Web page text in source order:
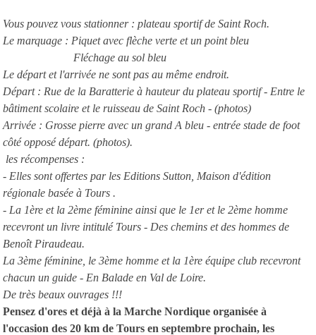
Vous pouvez vous stationner : plateau sportif de Saint Roch.
Le marquage : Piquet avec flèche verte et un point bleu
Fléchage au sol bleu
Le départ et l'arrivée ne sont pas au même endroit.
Départ : Rue de la Baratterie à hauteur du plateau sportif - Entre le
bâtiment scolaire et le ruisseau de Saint Roch - (photos)
Arrivée : Grosse pierre avec un grand A bleu - entrée stade de foot
côté opposé départ. (photos).
les récompenses :
- Elles sont offertes par les Editions Sutton, Maison d'édition
régionale basée à Tours .
- La 1ère et la 2ème féminine ainsi que le 1er et le 2ème homme
recevront un livre intitulé Tours - Des chemins et des hommes de
Benoît Piraudeau.
La 3ème féminine, le 3ème homme et la 1ère équipe club recevront
chacun un guide - En Balade en Val de Loire.
De très beaux ouvrages !!!
Pensez d'ores et déjà à la Marche Nordique organisée à
l'occasion des 20 km de Tours en septembre prochain, les